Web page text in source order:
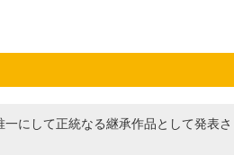
にして正統なる継承作品として発表さ